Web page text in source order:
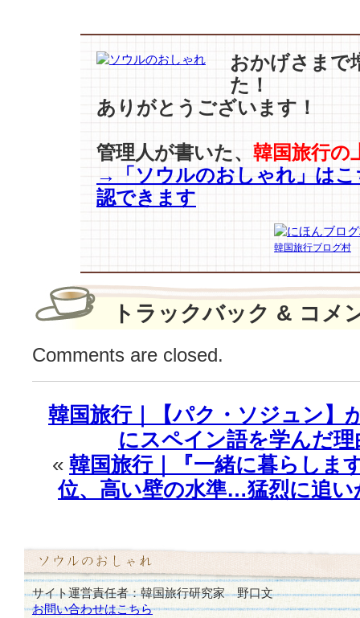
ー
が
よ〜
♪
おかげさまで
た！
ありがとうございます！
管理人が書いた、 韓国旅行の
→「ソウルのおしゃれ」はこ
認できます
韓国旅行ブログ村
トラックバック & コメ
Comments are closed.
韓国旅行｜【パク・ソジュン】
にスペイン語を学んだ
« 韓国旅行｜『一緒に暮らしま
位、高い壁の水準…猛烈に追
サイト運営責任者：韓国旅行研究家 野口文
お問い合わせはこちら